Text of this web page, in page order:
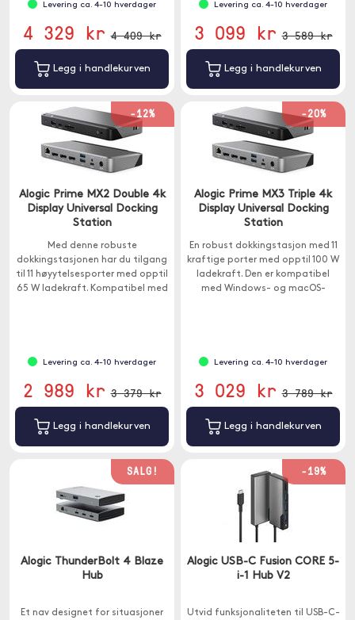
Levering ca. 4-10 hverdager
4 329 kr 4 409 kr
Legg i handlekurven
Levering ca. 4-10 hverdager
3 099 kr 3 589 kr
Legg i handlekurven
-12%
Alogic Prime MX2 Double 4k
Display Universal Docking
Station
Med denne robuste
dokkingstasjonen har du tilgang
til 11 høyytelsesporter med opptil
65 W ladekraft. Kompatibel med
Levering ca. 4-10 hverdager
2 989 kr 3 379 kr
Legg i handlekurven
-20%
Alogic Prime MX3 Triple 4k
Display Universal Docking
Station
En robust dokkingstasjon med 11
kraftige porter med opptil 100 W
ladekraft. Den er kompatibel
med Windows- og macOS-
Levering ca. 4-10 hverdager
3 029 kr 3 789 kr
Legg i handlekurven
SALG!
Alogic ThunderBolt 4 Blaze
Hub
Et nav designet for situasjoner
-19%
Alogic USB-C Fusion CORE 5-
i-1 Hub V2
Utvid funksjonaliteten til USB-C-